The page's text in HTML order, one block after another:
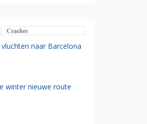
Crashes
naar Barcelona
winter nieuwe route